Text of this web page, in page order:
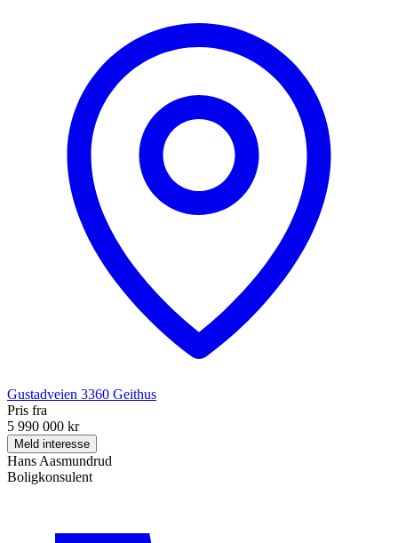
Gustadveien 3360 Geithus
Pris fra
5 990 000 kr
Meld interesse
Hans Aasmundrud
Boligkonsulent